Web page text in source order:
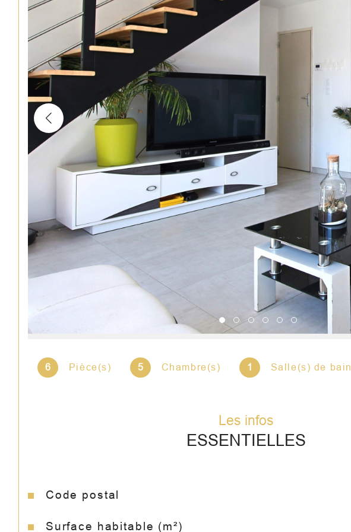
6 Pièce(s) 5 Chambre(s) 1 Salle(s) de bain
Les infos
ESSENTIELLES
Caractéristiques Valeurs
Code postal
Surface habitable (m²)